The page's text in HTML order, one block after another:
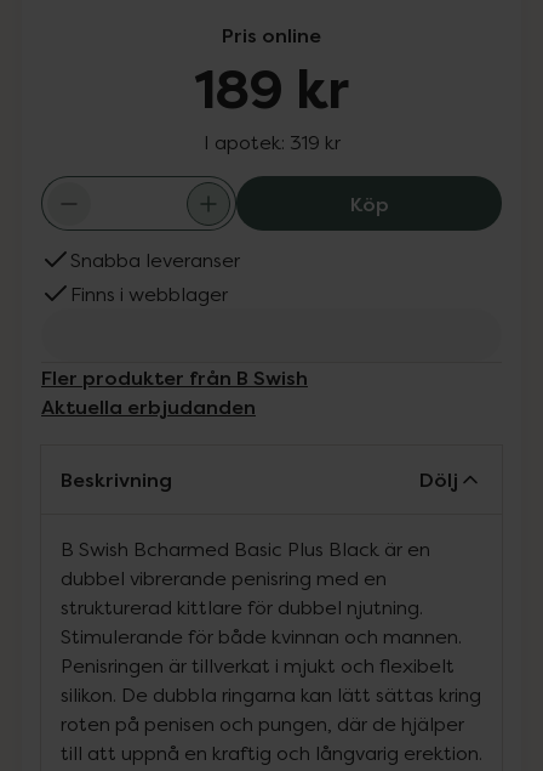
Pris online
189 kr
I apotek: 319 kr
KöpB Swish
Snabba leveranser
Finns i webblager
Fler produkter från B Swish
Aktuella erbjudanden
Beskrivning Dölj
B Swish Bcharmed Basic Plus Black är en
dubbel vibrerande penisring med en
strukturerad kittlare för dubbel njutning.
Stimulerande för både kvinnan och mannen.
Penisringen är tillverkat i mjukt och flexibelt
silikon. De dubbla ringarna kan lätt sättas kring
roten på penisen och pungen, där de hjälper
till att uppnå en kraftig och långvarig erektion.